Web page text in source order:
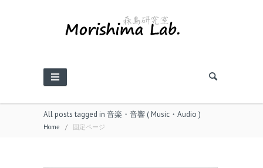
All posts tagged in 音楽・音響 ( Music・Audio )
Home / 固定ページ